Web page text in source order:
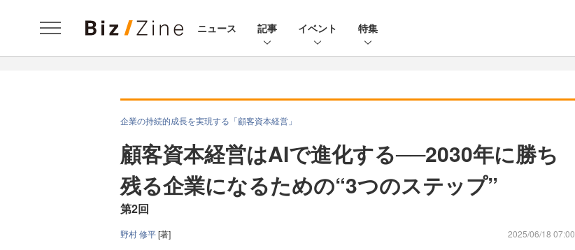
ニュース 記事 イベント 特集
企業の持続的成長を実現する「顧客資本経営」
顧客資本経営はAIで進化する──2030年に勝ち
残る企業になるための“3つのステップ”
第2回
野村 修平[著] 2025/06/18 07:00